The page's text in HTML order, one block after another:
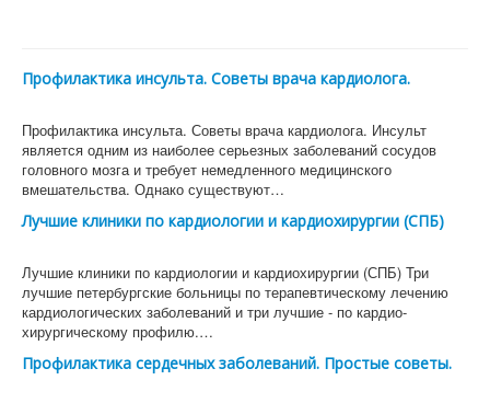
Профилактика инсульта. Советы врача кардиолога.
Профилактика инсульта. Советы врача кардиолога. Инсульт
является одним из наиболее серьезных заболеваний сосудов
головного мозга и требует немедленного медицинского
вмешательства. Однако существуют…
Лучшие клиники по кардиологии и кардиохирургии (СПБ)
Лучшие клиники по кардиологии и кардиохирургии (СПБ) Три
лучшие петербургские больницы по терапевтическому лечению
кардиологических заболеваний и три лучшие - по кардио-
хирургическому профилю.…
Профилактика сердечных заболеваний. Простые советы.